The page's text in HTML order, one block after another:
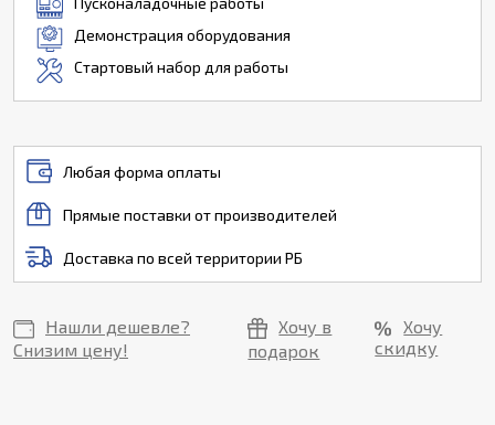
Демонстрация оборудования
Стартовый набор для работы
Любая форма оплаты
Прямые поставки от производителей
Доставка по всей территории РБ
Нашли дешевле?
Снизим цену!
Хочу в
подарок
Хочу
скидку